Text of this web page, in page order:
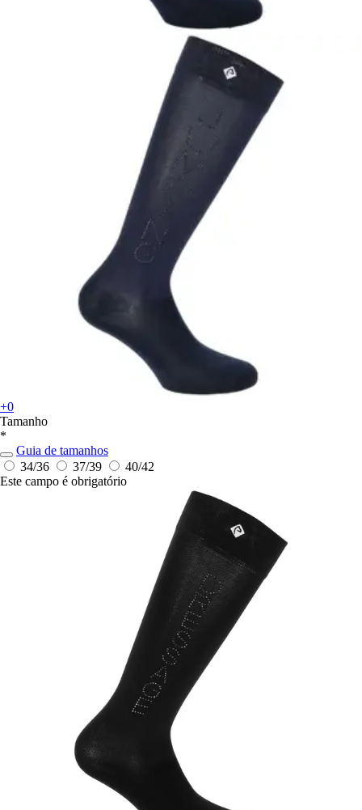
+0
Tamanho
*
Guia de tamanhos
34/36
37/39
40/42
Este campo é obrigatório